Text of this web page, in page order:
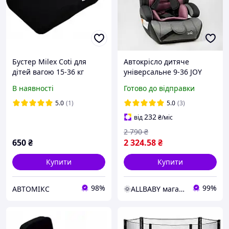
Бустер Milex Coti для
дітей вагою 15-36 кг
В наявності
5.0 (1)
650₴
Купити
АВТОМІКС 98%
Автокрісло дитяче
універсальне 9-36 JOY
група 1/2/3, вага дитини
9-36 кг
Готово до відправки
5.0 (3)
від232₴/міс
2 324.58₴
2 790 ₴
Купити
🌞ALLBABY магазин товарів для дітей 99%